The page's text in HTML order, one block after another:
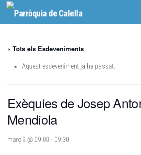
Skip to content
« Tots els Esdeveniments
Aquest esdeveniment ja ha passat.
Exèquies de Josep
Mendiola
març 9 @ 09:00 - 09:30